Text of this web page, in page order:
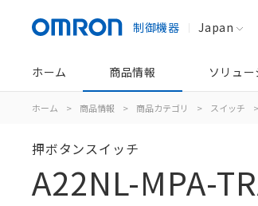
制御機器 Japan
ホーム 商品情報 ソリュ
ホーム > 商品情報 > 商品カテゴリ > スイッチ >
押ボタンスイッチ
A22NL-MPA-